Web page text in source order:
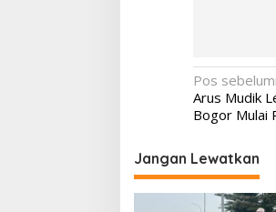
pos
Pos
Arus Mudik
Bogor Mulai
Jangan Lewatkan